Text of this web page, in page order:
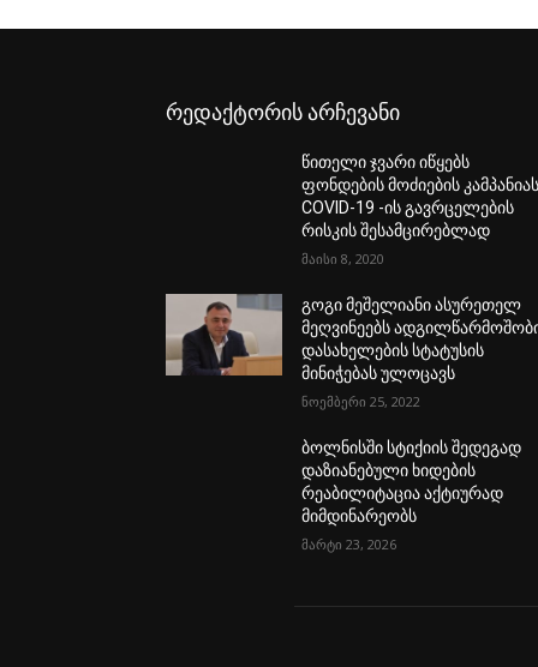
რედაქტორის არჩევანი
წითელი ჯვარი იწყებს
ფონდების მოძიების
COVID-19 -ის გავრცელების
რისკის შესამცირებლად
მაისი 8, 2020
გოგი მეშელიანი ასურეთელ
მეღვინეებს
დასახელების სტატუსის
მინიჭებას ულოცავს
ნოემბერი 25, 2022
ბოლნისში სტიქიის შედეგად
დაზიანებული ხიდების
რეაბილიტაცია აქტიურად
მიმდინარეობს
მარტი 23, 2026